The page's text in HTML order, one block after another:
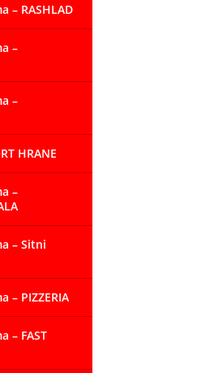
– RASHLAD
–
–
HRANE
–
– Sitni
– PIZZERIA
– FAST